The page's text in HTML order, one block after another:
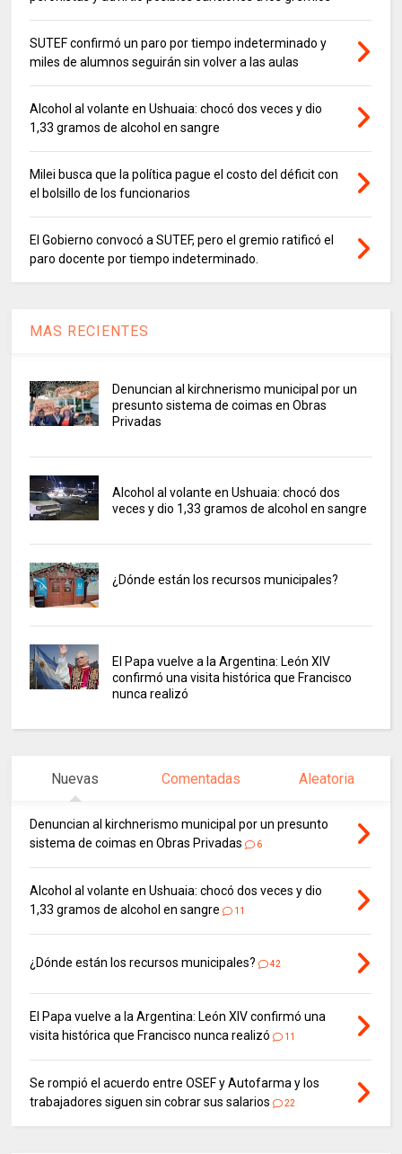
SUTEF confirmó un paro por tiempo indeterminado y
miles de alumnos seguirán sin volver a las aulas
Alcohol al volante en Ushuaia: chocó dos veces y dio
1,33 gramos de alcohol en sangre
Milei busca que la política pague el costo del déficit con
el bolsillo de los funcionarios
El Gobierno convocó a SUTEF, pero el gremio ratificó el
paro docente por tiempo indeterminado.
MAS RECIENTES
Denuncian al kirchnerismo municipal por un
presunto sistema de coimas en Obras
Privadas
Alcohol al volante en Ushuaia: chocó dos
veces y dio 1,33 gramos de alcohol en sangre
¿Dónde están los recursos municipales?
El Papa vuelve a la Argentina: León XIV
confirmó una visita histórica que Francisco
nunca realizó
Nuevas Comentadas Aleatoria
Denuncian al kirchnerismo municipal por un presunto
sistema de coimas en Obras Privadas
6
Alcohol al volante en Ushuaia: chocó dos veces y dio
1,33 gramos de alcohol en sangre
11
¿Dónde están los recursos municipales? 42
El Papa vuelve a la Argentina: León XIV confirmó una
visita histórica que Francisco nunca realizó
11
Se rompió el acuerdo entre OSEF y Autofarma y los
trabajadores siguen sin cobrar sus salarios
22